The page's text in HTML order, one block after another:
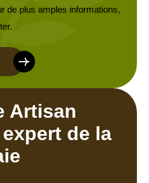
de plus amples informations,
Artisan
de la